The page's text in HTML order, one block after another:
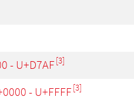
- U+D7AF[3]
- U+FFFF[3]